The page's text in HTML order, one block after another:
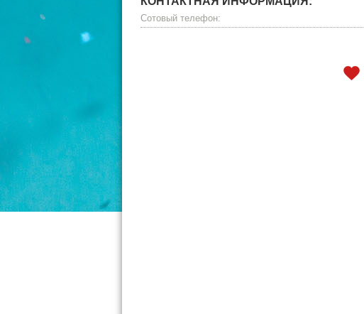
Сотовый телефон: